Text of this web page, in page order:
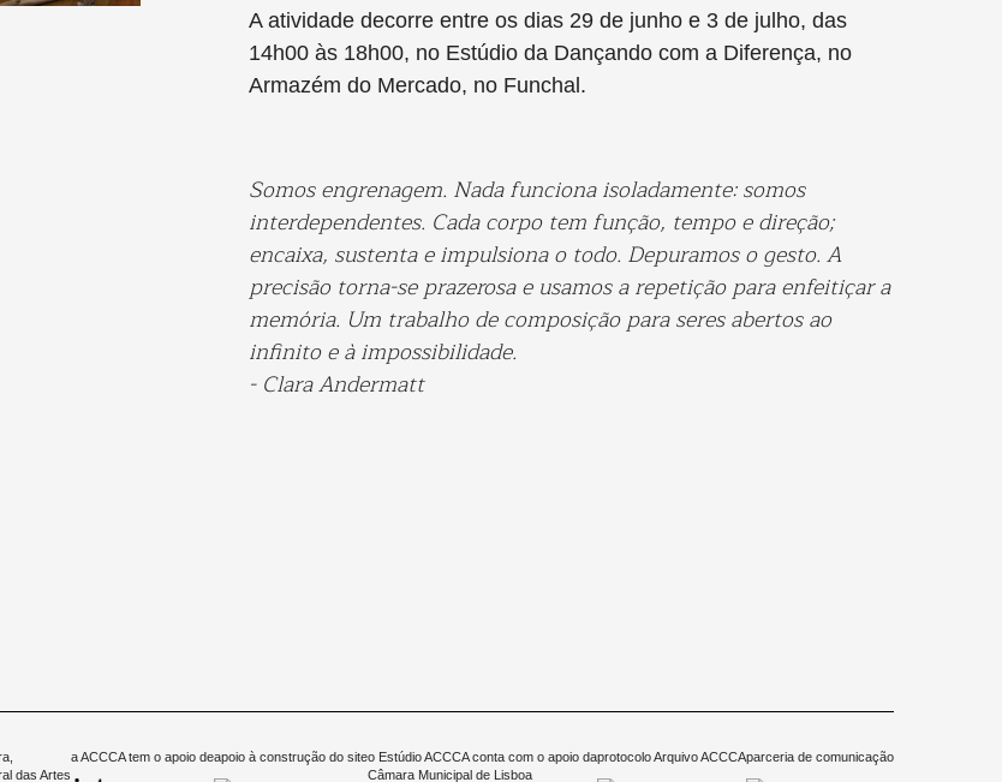
A atividade decorre entre os dias 29 de junho e 3 de julho, das
14h00 às 18h00, no Estúdio da Dançando com a Diferença, no
Armazém do Mercado, no Funchal.
Somos engrenagem. Nada funciona isoladamente: somos
interdependentes. Cada corpo tem função, tempo e direção;
encaixa, sustenta e impulsiona o todo. Depuramos o gesto. A
precisão torna-se prazerosa e usamos a repetição para enfeitiçar a
memória. Um trabalho de composição para seres abertos ao
infinito e à impossibilidade.
- Clara Andermatt
das Artes
a ACCCA tem o apoio deapoio à construção do siteo Estúdio ACCCA conta com o apoio da
Câmara Municipal de Lisboa
protocolo Arquivo ACCCAparceria de comunicação